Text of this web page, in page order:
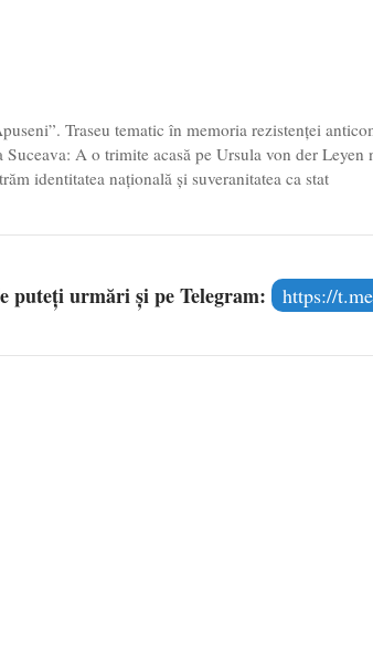
Traseu tematic în memoria rezistenței
A o trimite acasă pe Ursula von der Leyen
identitatea națională și suveranitatea ca stat
puteți urmări și pe Telegram: https://